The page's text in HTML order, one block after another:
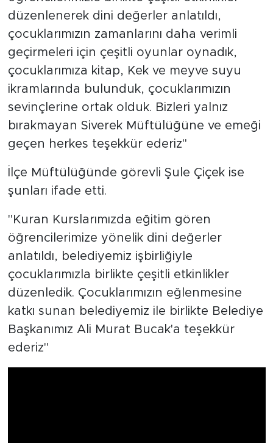
düzenlenerek dini değerler anlatıldı,
çocuklarımızın zamanlarını daha verimli
geçirmeleri için çeşitli oyunlar oynadık,
çocuklarımıza kitap, Kek ve meyve suyu
ikramlarında bulunduk, çocuklarımızın
sevinçlerine ortak olduk. Bizleri yalnız
bırakmayan Siverek Müftülüğüne ve emeği
geçen herkes teşekkür ederiz''
İlçe Müftülüğünde görevli Şule Çiçek ise
şunları ifade etti.
''Kuran Kurslarımızda eğitim gören
öğrencilerimize yönelik dini değerler
anlatıldı, belediyemiz işbirliğiyle
çocuklarımızla birlikte çeşitli etkinlikler
düzenledik. Çocuklarımızın eğlenmesine
katkı sunan belediyemiz ile birlikte Belediye
Başkanımız Ali Murat Bucak'a teşekkür
ederiz''